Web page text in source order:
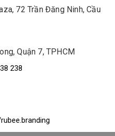
72 Trần Đăng Ninh, Cầu
Quận 7, TPHCM
238